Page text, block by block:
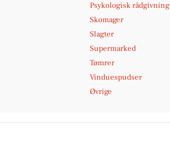
Psykologisk rådgivning
Skomager
Slagter
Supermarked
Tømrer
Vinduespudser
Øvrige